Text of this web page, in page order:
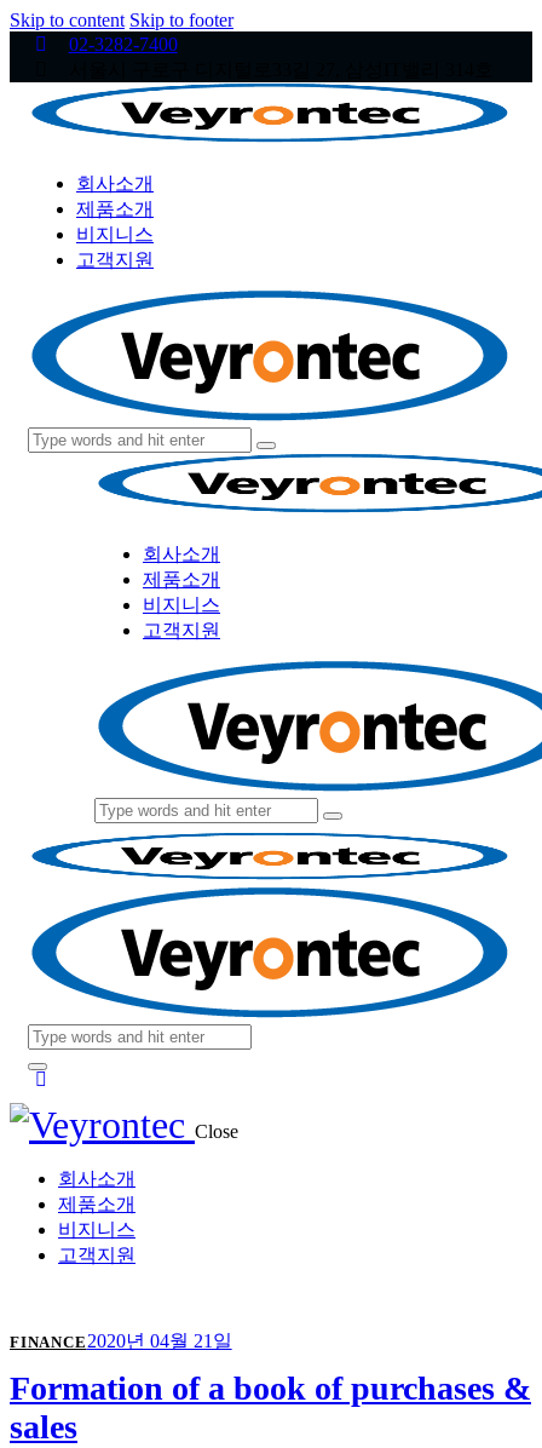
Skip to content Skip to footer
02-3282-7400
회사소개
제품소개
비지니스
고객지원
회사소개
제품소개
비지니스
고객지원
Close
회사소개
제품소개
비지니스
고객지원
FINANCE 2020년 04월 21일
Formation of a book of purchases &
sales